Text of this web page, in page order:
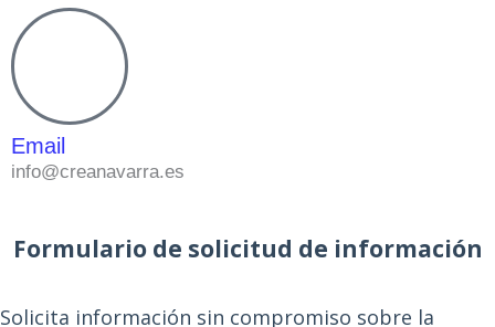
Email
info@creanavarra.es